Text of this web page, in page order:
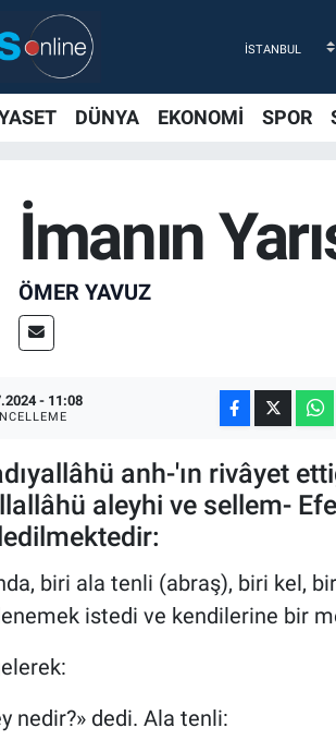
DÜNYA EKONOMİ SPOR
İmanın
ÖMER YAVUZ
- 11:08
anh-'ın rivâyet
aleyhi ve sellem-
biri ala tenli (abraş), biri kel,
istedi ve kendilerine bir
nedir?» dedi. Ala tenli: